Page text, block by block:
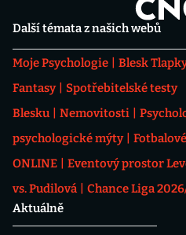
Další témata z našich webů
Moje Psychologie Blesk
Fantasy
Spotřebitelské testy
Blesku
Nemovitosti
psychologické mýty
ONLINE
Eventový prostor
vs. Pudilová
Chance Liga
Aktuálně